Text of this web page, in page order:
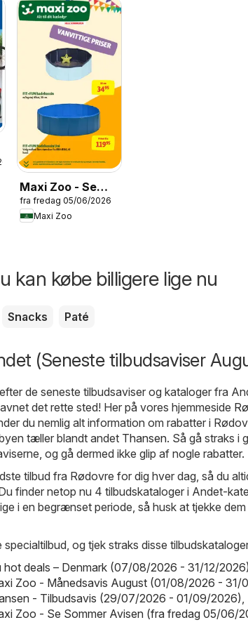
Maxi Zoo - Se
Sommer Avisen
fra fredag 05/06/2026
Maxi Zoo
kan købe billigere lige nu
Snacks Paté
(Seneste tilbudsaviser
de seneste tilbudsaviser og kataloger fra
det rette sted! Her på vores hjemmeside
du nemlig alt information om rabatter i
tæller blandt andet Thansen. Så gå straks i
og gå dermed ikke glip af nogle rabatter.
tilbud fra Rødovre for dig hver dag, så du
finder netop nu 4 tilbudskataloger i Andet-
i en begrænset periode, så husk at tjekke
specialtilbud, og tjek straks disse
hot deals – Denmark (07/08/2026 - 31/12/2026)
Zoo - Månedsavis August (01/08/2026 - 31/
- Tilbudsavis (29/07/2026 - 01/09/2026),
Zoo - Se Sommer Avisen (fra fredag 05/06/